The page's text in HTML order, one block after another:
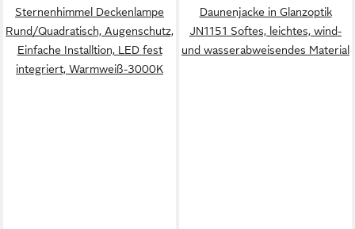
Sternenhimmel Deckenlampe
Rund/Quadratisch, Augenschutz,
Einfache Installtion, LED fest
integriert, Warmweiß-3000K
Daunenjacke in Glanzoptik
JN1151 Softes, leichtes, wind-
und wasserabweisendes Material